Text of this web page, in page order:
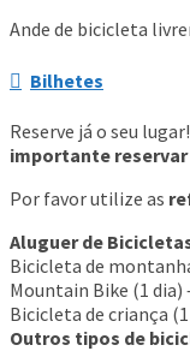
Para Se Fazer No
Ande de bicicleta
Bilhetes
Reserve já o seu lugar!
importante
Por favor utilize as
Aluguer de
Bicicleta de
Mountain Bike (1
Bicicleta de criança (1
Outros tipos de